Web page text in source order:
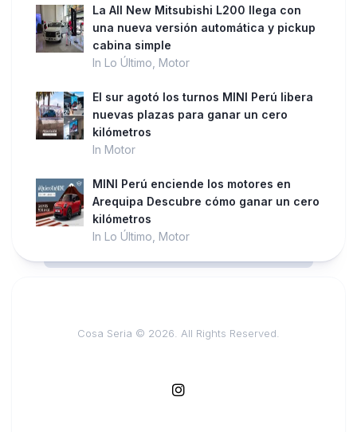
La All New Mitsubishi L200 llega con
una nueva versión automática y pickup
cabina simple
In Lo Último, Motor
El sur agotó los turnos MINI Perú libera
nuevas plazas para ganar un cero
kilómetros
In Motor
MINI Perú enciende los motores en
Arequipa Descubre cómo ganar un cero
kilómetros
In Lo Último, Motor
Cosa Seria © 2026. All Rights Reserved.